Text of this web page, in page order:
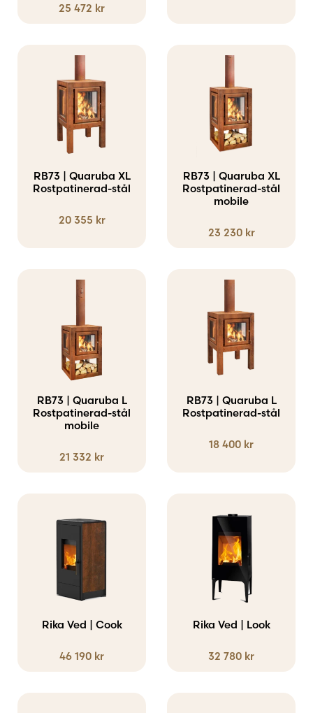
25 472 kr
RB73 | Quaruba XL
Rostpatinerad-stål
20 355 kr
RB73 | Quaruba XL
Rostpatinerad-stål
mobile
23 230 kr
RB73 | Quaruba L
Rostpatinerad-stål
mobile
21 332 kr
RB73 | Quaruba L
Rostpatinerad-stål
18 400 kr
Rika Ved | Cook
46 190 kr
produkten
flera
varianter.
Rika Ved | Look
32 780 kr
produkten
varianter.